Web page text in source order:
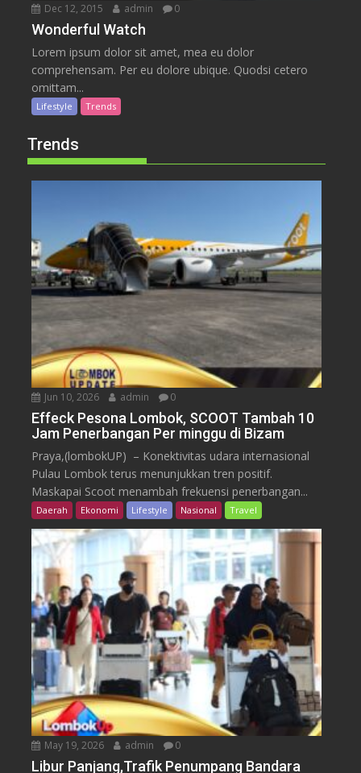
Dec 12, 2015 admin 0
Wonderful Watch
Lorem ipsum dolor sit amet, mea eu dolor
comprehensam. Per eu dolore ubique. Quodsi cetero
omittam...
Lifestyle Trends
Trends
Jun 10, 2026 admin 0
Effeck Pesona Lombok, SCOOT Tambah 10
Jam Penerbangan Per minggu di Bizam
Praya,(lombokUP) – Konektivitas udara internasional
Pulau Lombok terus menunjukkan tren positif.
Maskapai Scoot menambah frekuensi penerbangan...
Daerah Ekonomi Lifestyle Nasional Travel
May 19, 2026 admin 0
Libur Panjang,Trafik Penumpang Bandara